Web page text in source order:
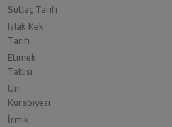
Sütlaç Tarifi
Islak Kek
Tarifi
Etimek
Tatlısı
Un
Kurabiyesi
İrmik